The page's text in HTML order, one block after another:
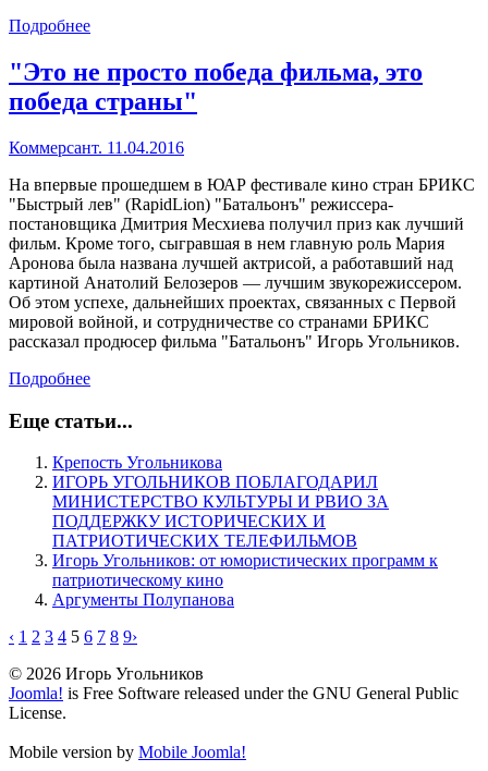
Подробнее
"Это не просто победа фильма, это
победа страны"
Коммерсант. 11.04.2016
На впервые прошедшем в ЮАР фестивале кино стран БРИКС
"Быстрый лев" (RapidLion) "Батальонъ" режиссера-
постановщика Дмитрия Месхиева получил приз как лучший
фильм. Кроме того, сыгравшая в нем главную роль Мария
Аронова была названа лучшей актрисой, а работавший над
картиной Анатолий Белозеров — лучшим звукорежиссером.
Об этом успехе, дальнейших проектах, связанных с Первой
мировой войной, и сотрудничестве со странами БРИКС
рассказал продюсер фильма "Батальонъ" Игорь Угольников.
Подробнее
Еще статьи...
Крепость Угольникова
ИГОРЬ УГОЛЬНИКОВ ПОБЛАГОДАРИЛ
МИНИСТЕРСТВО КУЛЬТУРЫ И РВИО ЗА
ПОДДЕРЖКУ ИСТОРИЧЕСКИХ И
ПАТРИОТИЧЕСКИХ ТЕЛЕФИЛЬМОВ
Игорь Угольников: от юмористических программ к
патриотическому кино
Аргументы Полупанова
‹ 1 2 3 4 5 6 7 8 9›
© 2026 Игорь Угольников
Joomla! is Free Software released under the GNU General Public
License.
Mobile version by Mobile Joomla!